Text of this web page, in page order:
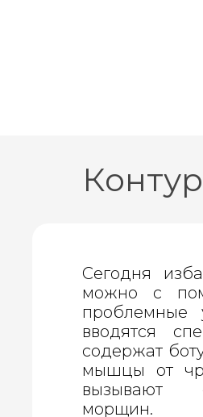
Сегодня
можно с
проблемные
вводятся
содержат
мышцы от
вызывают
морщин.